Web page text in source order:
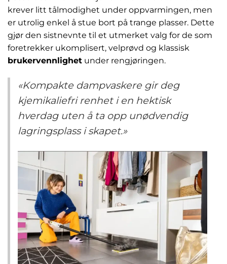
krever litt tålmodighet under oppvarmingen, men
er utrolig enkel å stue bort på trange plasser. Dette
gjør den sistnevnte til et utmerket valg for de som
foretrekker ukomplisert, velprøvd og klassisk
brukervennlighet under rengjøringen.
«Kompakte dampvaskere gir deg
kjemikaliefri renhet i en hektisk
hverdag uten å ta opp unødvendig
lagringsplass i skapet.»